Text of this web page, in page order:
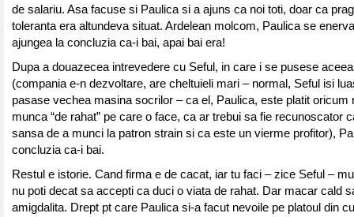
de salariu. Asa facuse si Paulica si a ajuns ca noi toti, doar ca
toleranta era altundeva situat. Ardelean molcom, Paulica se
ajungea la concluzia ca-i bai, apai bai era!
Dupa a douazecea intrevedere cu Seful, in care i se pusese
(compania e-n dezvoltare, are cheltuieli mari – normal, Seful isi
pasase vechea masina socrilor – ca el, Paulica, este platit oricum
munca “de rahat” pe care o face, ca ar trebui sa fie recunoscator
sansa de a munci la patron strain si ca este un vierme profitor),
concluzia ca-i bai.
Restul e istorie. Cand firma e de cacat, iar tu faci – zice Seful –
nu poti decat sa accepti ca duci o viata de rahat. Dar macar cald
amigdalita. Drept pt care Paulica si-a facut nevoile pe platoul din